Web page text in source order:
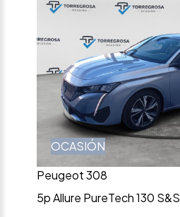
OCASIÓN
Peugeot 308
5p Allure PureTech 130 S&S